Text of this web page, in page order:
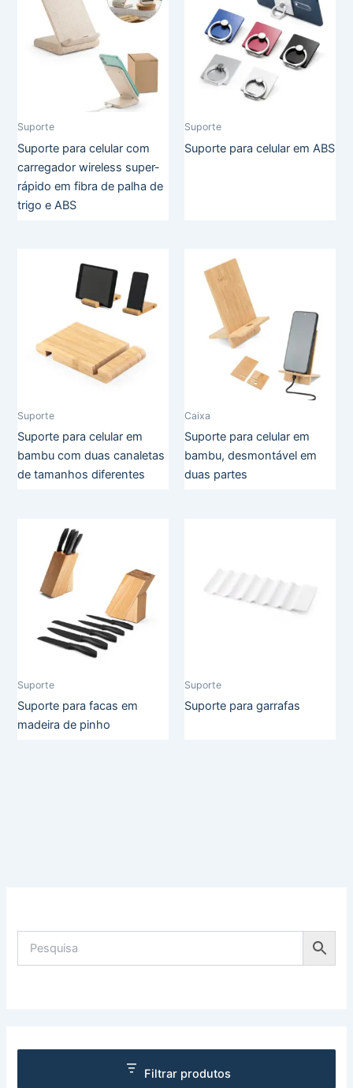
Filtrar produtos
Suporte
Suporte para celular com
carregador wireless super-
rápido em fibra de palha de
trigo e ABS
Suporte
Suporte para celular em ABS
Suporte
Suporte para celular em
bambu com duas canaletas
de tamanhos diferentes
Caixa
Suporte para celular em
bambu, desmontável em
duas partes
Suporte
Suporte para facas em
madeira de pinho
Suporte
Suporte para garrafas